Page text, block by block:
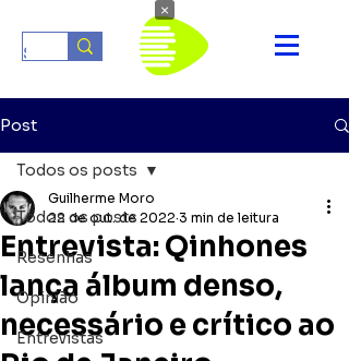
Post
Todos os posts
Resenhas
Opinião
Entrevistas
Todos os posts
Entrevista: Qinhones
lança álbum denso,
necessário e crítico ao
Guilherme Moro
22 de out. de 2022 3 min de leitura
×